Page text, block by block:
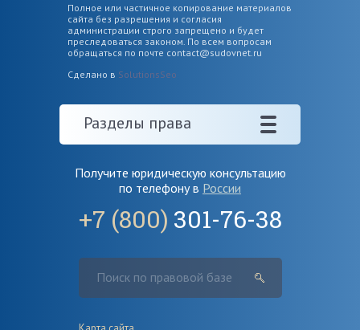
Полное или частичное копирование материалов
сайта без разрешения и согласия
администрации строго запрещено и будет
преследоваться законом. По всем вопросам
обращаться по почте contact@sudovnet.ru
Сделано в SolutionsSeo
Разделы права
Получите юридическую консультацию
по телефону в России
+7 (800) 301-76-38